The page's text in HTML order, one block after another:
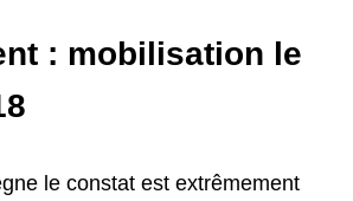
: mobilisation le
le constat est extrêmement